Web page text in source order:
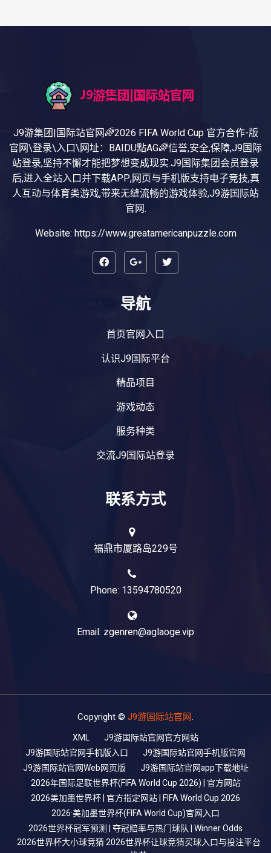
J9游集团|国际站官网🌈2026 FIFA World Cup 官方合作-版
官网\登录\入口\网址：BAIDU點AG🌈信誉,安全,保障,J9国际
站登录,坚持不懈才能把梦想变成现实.J9国际集团会员登录
后,进入全站入口并下载APP,网页与手机版支持电子竞技,真
人互动与体育类游戏,带来无缝流畅的游戏体验,J9游国际站
官网.
Website: https://www.greatamericanpuzzle.com
导航
首页官网入口
认识J9国际平台
精品项目
游戏动态
服务种类
交流J9国际站登录
联系方式
福鼎市厦路岛229号
Phone: 13594780520
Email: zgenren@aglaoge.vip
Copyright © J9游国际站官网.
XML
J9游国际站官网官方网站
J9游国际站官网手机版入口
J9游国际站官网手机版官网
J9游国际站官网Web网页版
J9游国际站官网app下载地址
2026年国际足联世界杯(FIFA World Cup 2026) | 官方网站
2026美加墨世界杯 | 官方指定网站 | FIFA World Cup 2026
2026·美加墨世界杯(FIFA World Cup)官网入口
2026世界杯冠军预测 | 夺冠赔率与热门球队 | Winner Odds
2026世界杯大小球竞猜·2026世界杯让球竞猜买球入口与投注平台